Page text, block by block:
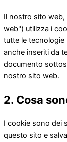
Il nostro sito web,
web") utilizza i
tutte le
anche inseriti da
documento
nostro sito web.
2. Cosa
I cookie sono dei
questo sito e